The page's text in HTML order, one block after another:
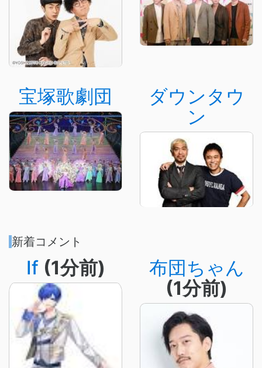
宝塚歌劇団
ダウンタウ
ン
新着コメント
If (1分前)
布団ちゃん
(1分前)